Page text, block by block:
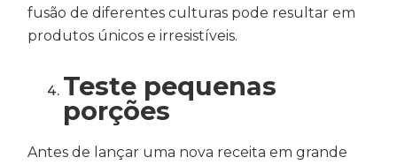
fusão de diferentes culturas pode resultar em
produtos únicos e irresistíveis.
Teste pequenas
porções
Antes de lançar uma nova receita em grande